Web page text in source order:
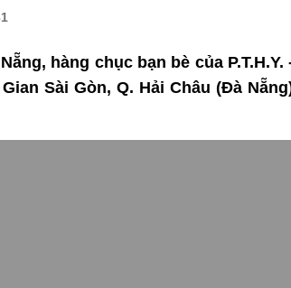
hàng chục bạn bè của
Sài Gòn, Q. Hải Châu (Đà